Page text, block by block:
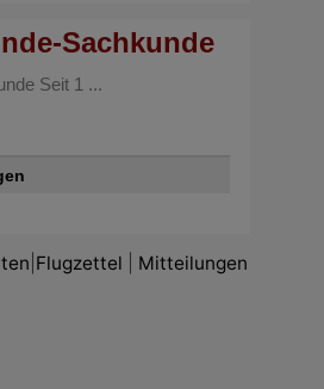
Sachkunde
Seit 1 ...
Flugzettel Mitteilungen